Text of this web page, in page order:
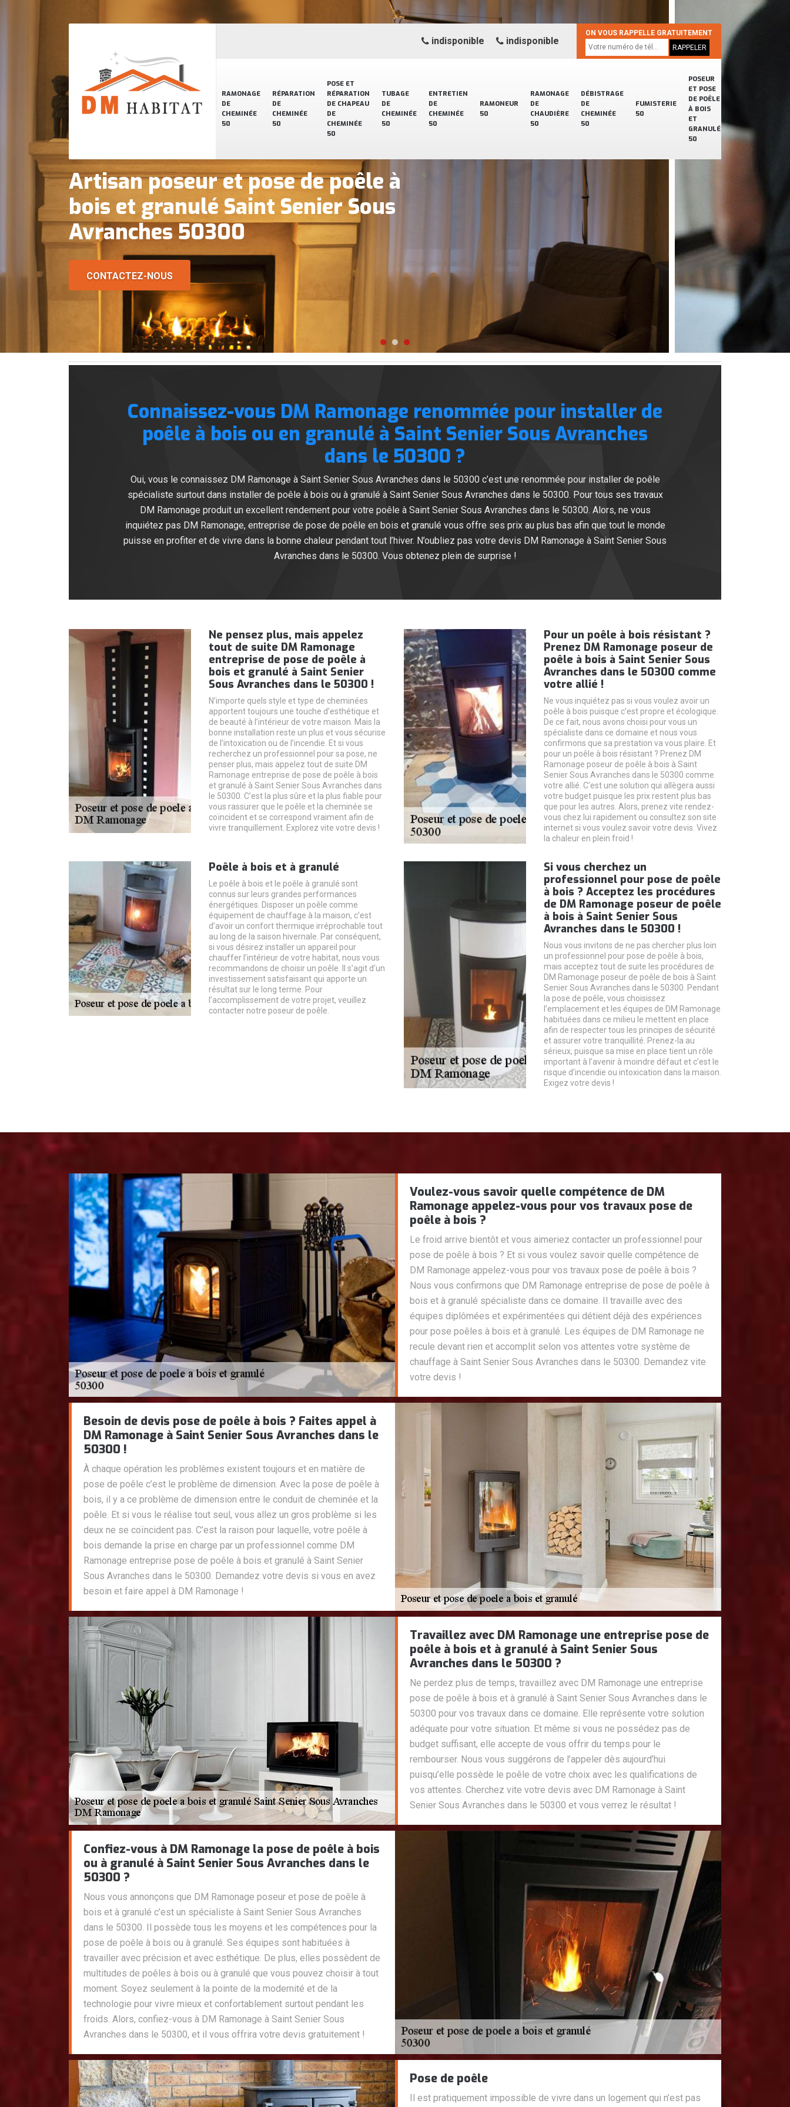
RAMONAGE
DE
CHEMINÉE
50
RÉPARATION
DE
CHEMINÉE
50
POSE ET
RÉPARATION
DE CHAPEAU
DE
CHEMINÉE
50
TUBAGE
DE
CHEMINÉE
50
ENTRETIEN
DE
CHEMINÉE
50
RAMONEUR
50
RAMONAGE
DE
CHAUDIÈRE
50
DÉBISTRAGE
DE
CHEMINÉE
50
FUMISTERIE
50
POSEUR
ET POSE
DE POÊLE
À BOIS
ET
GRANULÉ
50
indisponible indisponible
ON VOUS RAPPELLE GRATUITEMENT
Artisan poseur et pose de poêle à
bois et granulé Saint Senier Sous
Avranches 50300
CONTACTEZ-NOUS
Connaissez-vous DM Ramonage renommée pour installer de
poêle à bois ou en granulé à Saint Senier Sous Avranches
dans le 50300 ?
Oui, vous le connaissez DM Ramonage à Saint Senier Sous Avranches dans le 50300 c’est une renommée pour installer de poêle
spécialiste surtout dans installer de poêle à bois ou à granulé à Saint Senier Sous Avranches dans le 50300. Pour tous ses travaux
DM Ramonage produit un excellent rendement pour votre poêle à Saint Senier Sous Avranches dans le 50300. Alors, ne vous
inquiétez pas DM Ramonage, entreprise de pose de poêle en bois et granulé vous offre ses prix au plus bas afin que tout le monde
puisse en profiter et de vivre dans la bonne chaleur pendant tout l’hiver. N’oubliez pas votre devis DM Ramonage à Saint Senier Sous
Avranches dans le 50300. Vous obtenez plein de surprise !
Ne pensez plus, mais appelez
tout de suite DM Ramonage
entreprise de pose de poêle à
bois et granulé à Saint Senier
Sous Avranches dans le 50300 !
N’importe quels style et type de cheminées
apportent toujours une touche d’esthétique et
de beauté à l’intérieur de votre maison. Mais la
bonne installation reste un plus et vous sécurise
de l’intoxication ou de l’incendie. Et si vous
recherchez un professionnel pour sa pose, ne
penser plus, mais appelez tout de suite DM
Ramonage entreprise de pose de poêle à bois
et granulé à Saint Senier Sous Avranches dans
le 50300. C’est la plus sûre et la plus fiable pour
vous rassurer que le poêle et la cheminée se
coïncident et se correspond vraiment afin de
vivre tranquillement. Explorez vite votre devis !
Pour un poêle à bois résistant ?
Prenez DM Ramonage poseur de
poêle à bois à Saint Senier Sous
Avranches dans le 50300 comme
votre allié !
Ne vous inquiétez pas si vous voulez avoir un
poêle à bois puisque c’est propre et écologique.
De ce fait, nous avons choisi pour vous un
spécialiste dans ce domaine et nous vous
confirmons que sa prestation va vous plaire. Et
pour un poêle à bois résistant ? Prenez DM
Ramonage poseur de poêle à bois à Saint
Senier Sous Avranches dans le 50300 comme
votre allié. C’est une solution qui allègera aussi
votre budget puisque les prix restent plus bas
que pour les autres. Alors, prenez vite rendez-
vous chez lui rapidement ou consultez son site
internet si vous voulez savoir votre devis. Vivez
la chaleur en plein froid !
Poêle à bois et à granulé
Le poêle à bois et le poêle à granulé sont
connus sur leurs grandes performances
énergétiques. Disposer un poêle comme
équipement de chauffage à la maison, c’est
d’avoir un confort thermique irréprochable tout
au long de la saison hivernale. Par conséquent,
si vous désirez installer un appareil pour
chauffer l’intérieur de votre habitat, nous vous
recommandons de choisir un poêle. Il s’agit d’un
investissement satisfaisant qui apporte un
résultat sur le long terme. Pour
l’accomplissement de votre projet, veuillez
contacter notre poseur de poêle.
Si vous cherchez un
professionnel pour pose de poêle
à bois ? Acceptez les procédures
de DM Ramonage poseur de poêle
à bois à Saint Senier Sous
Avranches dans le 50300 !
Nous vous invitons de ne pas chercher plus loin
un professionnel pour pose de poêle à bois,
mais acceptez tout de suite les procédures de
DM Ramonage poseur de poêle de bois à Saint
Senier Sous Avranches dans le 50300. Pendant
la pose de poêle, vous choisissez
l’emplacement et les équipes de DM Ramonage
habituées dans ce milieu le mettent en place
afin de respecter tous les principes de sécurité
et assurer votre tranquillité. Prenez-la au
sérieux, puisque sa mise en place tient un rôle
important à l’avenir à moindre défaut et c’est le
risque d’incendie ou intoxication dans la maison.
Exigez votre devis !
Voulez-vous savoir quelle compétence de DM
Ramonage appelez-vous pour vos travaux pose de
poêle à bois ?
Le froid arrive bientôt et vous aimeriez contacter un professionnel pour
pose de poêle à bois ? Et si vous voulez savoir quelle compétence de
DM Ramonage appelez-vous pour vos travaux pose de poêle à bois ?
Nous vous confirmons que DM Ramonage entreprise de pose de poêle à
bois et à granulé spécialiste dans ce domaine. Il travaille avec des
équipes diplômées et expérimentées qui détient déjà des expériences
pour pose poêles à bois et à granulé. Les équipes de DM Ramonage ne
recule devant rien et accomplit selon vos attentes votre système de
chauffage à Saint Senier Sous Avranches dans le 50300. Demandez vite
votre devis !
Besoin de devis pose de poêle à bois ? Faites appel à
DM Ramonage à Saint Senier Sous Avranches dans le
50300 !
À chaque opération les problèmes existent toujours et en matière de
pose de poêle c’est le problème de dimension. Avec la pose de poêle à
bois, il y a ce problème de dimension entre le conduit de cheminée et la
poêle. Et si vous le réalise tout seul, vous allez un gros problème si les
deux ne se coïncident pas. C’est la raison pour laquelle, votre poêle à
bois demande la prise en charge par un professionnel comme DM
Ramonage entreprise pose de poêle à bois et granulé à Saint Senier
Sous Avranches dans le 50300. Demandez votre devis si vous en avez
besoin et faire appel à DM Ramonage !
Travaillez avec DM Ramonage une entreprise pose de
poêle à bois et à granulé à Saint Senier Sous
Avranches dans le 50300 ?
Ne perdez plus de temps, travaillez avec DM Ramonage une entreprise
pose de poêle à bois et à granulé à Saint Senier Sous Avranches dans le
50300 pour vos travaux dans ce domaine. Elle représente votre solution
adéquate pour votre situation. Et même si vous ne possédez pas de
budget suffisant, elle accepte de vous offrir du temps pour le
rembourser. Nous vous suggérons de l’appeler dès aujourd’hui
puisqu’elle possède le poêle de votre choix avec les qualifications de
vos attentes. Cherchez vite votre devis avec DM Ramonage à Saint
Senier Sous Avranches dans le 50300 et vous verrez le résultat !
Confiez-vous à DM Ramonage la pose de poêle à bois
ou à granulé à Saint Senier Sous Avranches dans le
50300 ?
Nous vous annonçons que DM Ramonage poseur et pose de poêle à
bois et à granulé c’est un spécialiste à Saint Senier Sous Avranches
dans le 50300. Il possède tous les moyens et les compétences pour la
pose de poêle à bois ou à granulé. Ses équipes sont habituées à
travailler avec précision et avec esthétique. De plus, elles possèdent de
multitudes de poêles à bois ou à granulé que vous pouvez choisir à tout
moment. Soyez seulement à la pointe de la modernité et de la
technologie pour vivre mieux et confortablement surtout pendant les
froids. Alors, confiez-vous à DM Ramonage à Saint Senier Sous
Avranches dans le 50300, et il vous offrira votre devis gratuitement !
Pose de poêle
Il est pratiquement impossible de vivre dans un logement qui n’est pas